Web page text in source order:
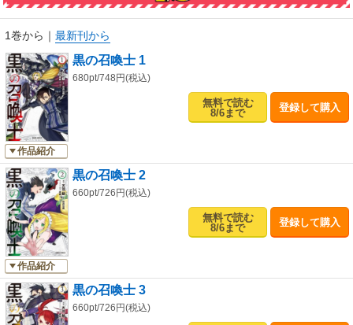
1巻から ｜ 最新刊から
作品紹介
黒の召喚士 1
680pt/748円(税込)
無料で読む
8/6まで
登録して購入
作品紹介
黒の召喚士 2
660pt/726円(税込)
無料で読む
8/6まで
登録して購入
黒の召喚士 3
660pt/726円(税込)